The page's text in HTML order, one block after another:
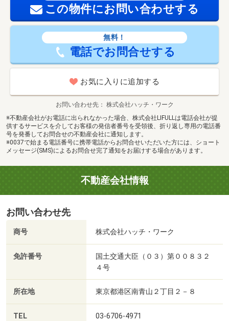
この物件にお問い合わせする
無料！
電話でお問合せする
お気に入りに追加する
お問い合わせ先
株式会社ハッチ・ワーク
※不動産会社がお電話に出られなかった場合、株式会社LIFULLは電話会社が提
供するサービスを介してお客様の発信者番号を受領後、折り返し専用の電話番
号を発番してお問合せの不動産会社に通知します。
※0037で始まる電話番号に携帯電話からお問合せいただいた方には、ショート
メッセージ(SMS)によるお問合せ完了通知をお届けする場合があります。
不動産会社情報
お問い合わせ先
商号 株式会社ハッチ・ワーク
免許番号
国土交通大臣（０３）第００８３２
４号
所在地 東京都港区南青山２丁目２－８
TEL 03-6706-4971